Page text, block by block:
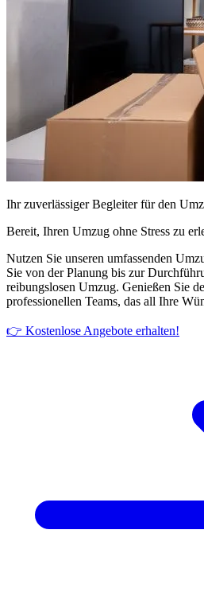
Ihr zuverlässiger Begleiter für den
Bereit, Ihren Umzug ohne Stress zu
Nutzen Sie unseren umfassenden
Sie von der Planung bis zur
reibungslosen Umzug. Genießen Sie
professionellen Teams, das all Ihre
👉 Kostenlose Angebote erhalten!